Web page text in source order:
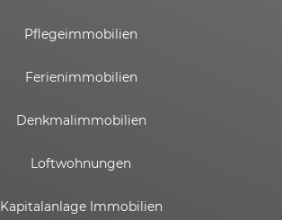
Pflegeimmobilien
Ferienimmobilien
Denkmalimmobilien
Loftwohnungen
Kapitalanlage Immobilien